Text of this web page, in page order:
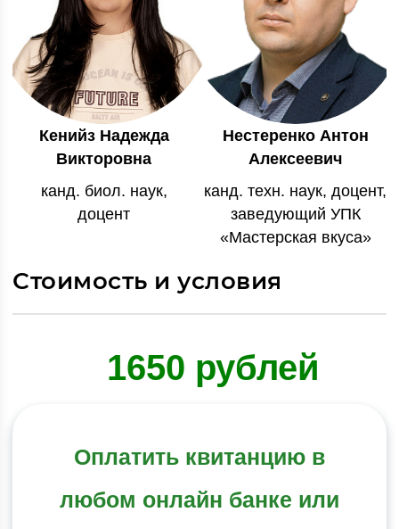
Кенийз Надежда
Викторовна
канд. биол. наук,
доцент
Нестеренко Антон
Алексеевич
канд. техн. наук, доцент,
заведующий УПК
«Мастерская вкуса»
Стоимость и условия
1650 рублей
Оплатить квитанцию в
любом онлайн банке или